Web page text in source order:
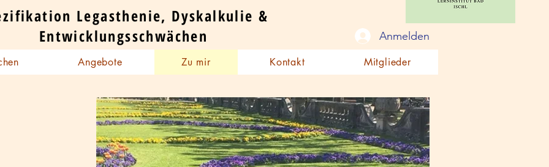
Legasthenie, Dyskalkulie &
Entwicklungsschwächen
Anmelden
Angebote Zu mir Kontakt Mitglieder